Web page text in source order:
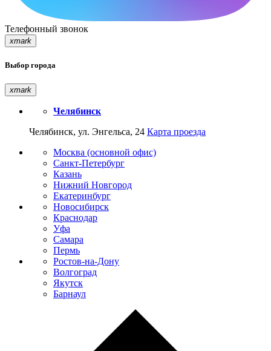
Телефонный звонок
xmark
Выбор города
xmark
Челябинск
Челябинск, ул. Энгельса, 24 Карта проезда
Москва (основной офис)
Санкт-Петербург
Казань
Нижний Новгород
Екатеринбург
Новосибирск
Краснодар
Уфа
Самара
Пермь
Ростов-на-Дону
Волгоград
Якутск
Барнаул